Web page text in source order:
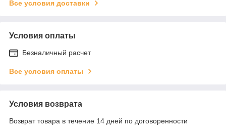
Все условия доставки
Условия оплаты
Безналичный расчет
Все условия оплаты
Условия возврата
Возврат товара в течение 14 дней по договоренности